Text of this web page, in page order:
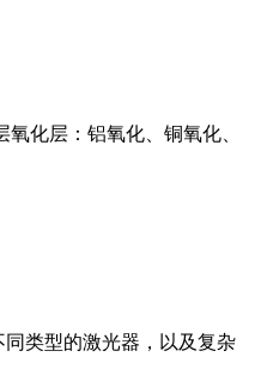
化层：铝氧化、铜氧化、
类型的激光器，以及复杂